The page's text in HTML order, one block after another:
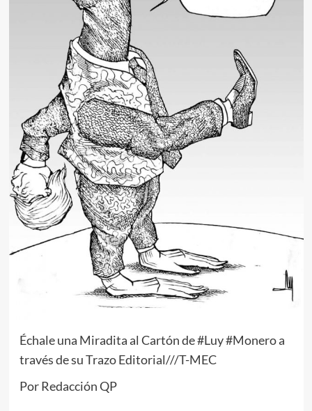
Échale una Miradita al Cartón de #Luy #Monero a
través de su Trazo Editorial///T-MEC
Por Redacción QP